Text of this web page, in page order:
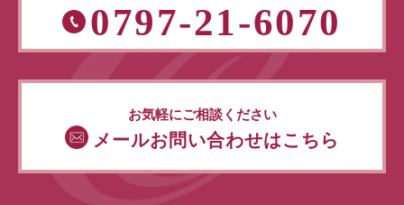
0797-21-6070
お気軽にご相談ください
メールお問い合わせはこちら